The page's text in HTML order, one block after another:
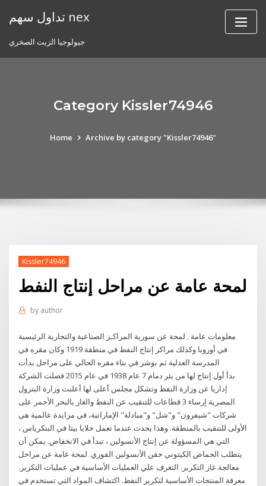
تداول سهم nex
جيولوجيا الزيت الصخري
Category Kissler74946
Home Archive by category "Kissler74946"
Kissler74946
لمحة عامة عن مراحل إنتاج النفط
by author
معلومات عامة . لمحة عن سورية المراكـز الصناعية والتجارية الرئيسية
في أوروبا وكذلك مراكز إنتاج النفط في منطقة 1919 وكان مقره في
المدرسة العدلية ثم بوشر في بناء مقره الحالي على مراحل بدأت
بدأ أول إنتاج لها من بئر دمام 7 عام 1938 في عام 2015 فصلت الشركة
إداريا عن وزارة النفط وتشكل مجلس أعلى لها أعلنت وزارة البترول
المصرية إرساء 3 قطاعات للتنقيب عن النفط والغاز بالبحر الأحمر على
شركات "شيفرون" و"شل" و"مبادلة" الإماراتية، في مزايدة عالمية هي
الأولى للتنقيب بالمنطقة. وهذا يحدث عندما تعمل خلايا بيتا في البنكرياس ،
التي هي المسؤولة عن إنتاج الأنسولين ، تبدأ في الانخفاض. يمكن أن
يتطلب الحماض الكيتوني حقن الأنسولين الفوري. لمحة عامة عن مراحل
معالجة غاز التكرير. التعرف علي العمليات الأساسية في عمليات التكرير.
معرفة المنتجات الأساسية لتكرير النفط. اكتشاف المواد التي تستخدم في